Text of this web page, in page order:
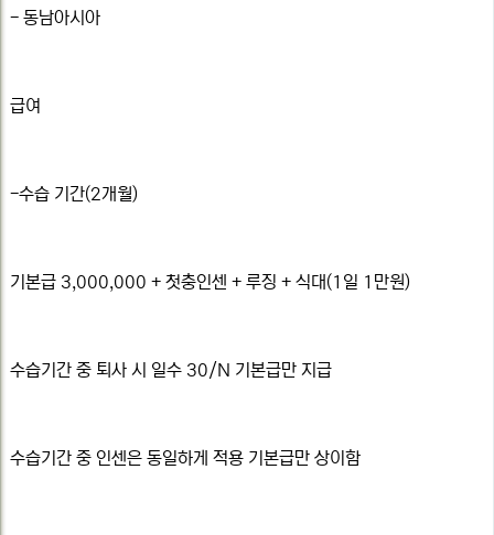
- 동남아시아
급여
-수습 기간(2개월)
기본급 3,000,000 + 첫충인센 + 루징 + 식대(1일 1만원)
수습기간 중 퇴사 시 일수 30/N 기본급만 지급
수습기간 중 인센은 동일하게 적용 기본급만 상이함